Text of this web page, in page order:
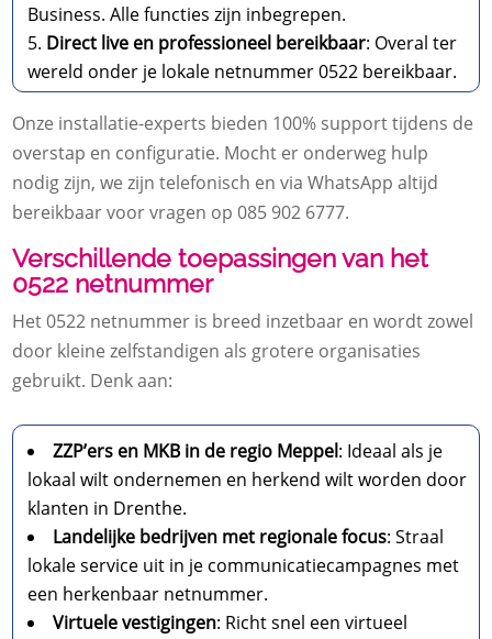
Business. Alle functies zijn inbegrepen.
Direct live en professioneel bereikbaar: Overal ter
wereld onder je lokale netnummer 0522 bereikbaar.
Onze installatie-experts bieden 100% support tijdens de
overstap en configuratie. Mocht er onderweg hulp
nodig zijn, we zijn telefonisch en via WhatsApp altijd
bereikbaar voor vragen op 085 902 6777.
Verschillende toepassingen van het
0522 netnummer
Het 0522 netnummer is breed inzetbaar en wordt zowel
door kleine zelfstandigen als grotere organisaties
gebruikt. Denk aan:
ZZP’ers en MKB in de regio Meppel: Ideaal als je
lokaal wilt ondernemen en herkend wilt worden door
klanten in Drenthe.
Landelijke bedrijven met regionale focus: Straal
lokale service uit in je communicatiecampagnes met
een herkenbaar netnummer.
Virtuele vestigingen: Richt snel een virtueel